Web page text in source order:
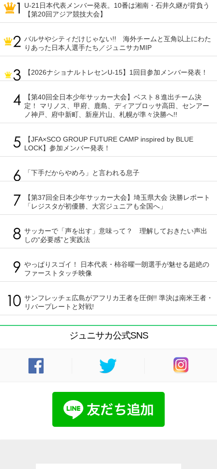
U-21日本代表メンバー発表。10番は湘南・石井久継が背負う
【第20回アジア競技大会】
バルサやシティだけじゃない!! 海外チームと互角以上にわた
りあった日本人選手たち／ジュニサカMIP
【2026ナショナルトレセンU-15】1回目参加メンバー発表！
【第40回全日本少年サッカー大会】ベスト８進出チーム決
定！ マリノス、甲府、鹿島、ディアブロッサ高田、センアー
ノ神戸、府中新町、新座片山、札幌が準々決勝へ!!
【JFA×SCO GROUP FUTURE CAMP inspired by BLUE
LOCK】参加メンバー発表！
「下手だからやめろ」と言われる息子
【第37回全日本少年サッカー大会】埼玉県大会 決勝レポート
「レジスタが初優勝、大宮ジュニアも全国へ」
サッカーで「声を出す」意味って？ 理解しておきたい声出
しの“必要感”と実践法
やっぱりスゴイ！ 日本代表・柿谷曜一朗選手が魅せる超絶の
ファーストタッチ映像
サンフレッチェ広島がアフリカ王者を圧倒!! 準決は南米王者・
リバープレートと対戦!
ジュニサカ公式SNS